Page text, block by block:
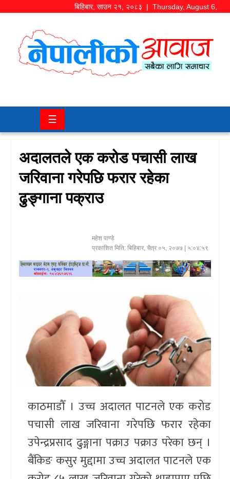
बिहिबार,साउन २१, २०८३ | Thursday, August 6,
समाज/
चितवन
मनोरञ्जन
बजार
प्रदेश
स्वास्थ्य/
रोचक
विचार/
☰
अदालतले एक करोड पचासी लाख
जरिवाना गरेपछि फरार रहेका
ढुङ्गाना पक्राउ
महेश पाण्डे
प्रकाशित मिति: बिहिबार, चैत्र ०५, २०७७ | ५:०४:५९
काठमाडौँ । उच्च अदालत पाटनले एक करोड
पचासी लाख जरिवाना गरेपछि फरार रहेका
उपेन्द्रप्रसाद ढुङ्गाना पक्राउ पक्राउ परेका छन् ।
बैंकिङ कसुर मुद्दामा उच्च अदालत पाटनले एक